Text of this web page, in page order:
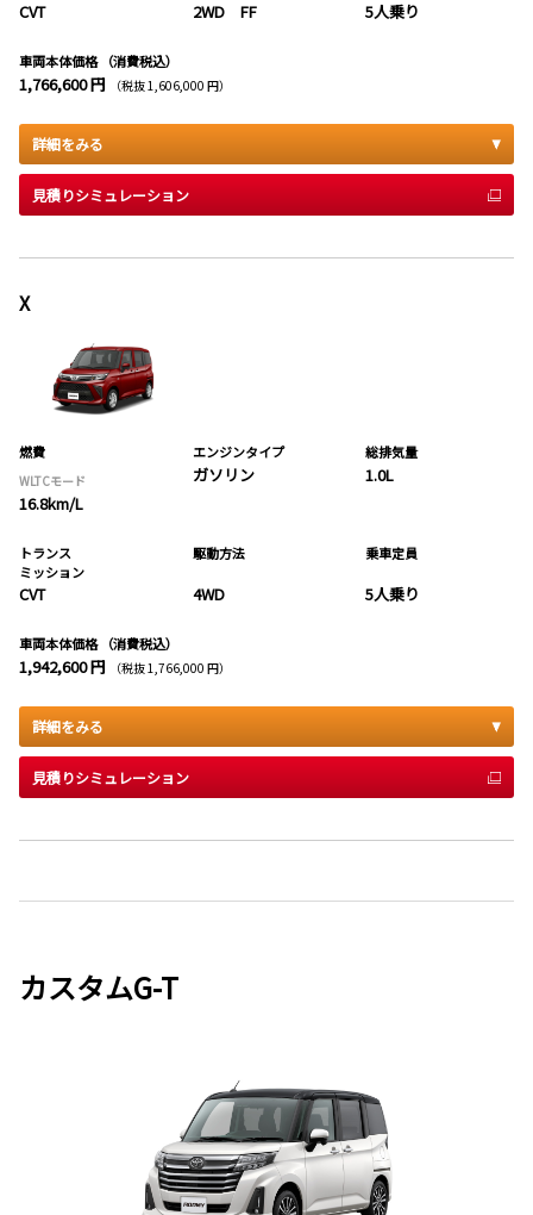
CVT 2WD FF 5人乗り
車両本体価格 （消費税込）
1,766,600 円 （税抜 1,606,000 円）
詳細をみる
見積りシミュレーション
X
燃費
WLTCモード
16.8km/L
エンジンタイプ
ガソリン
総排気量
1.0L
トランス
ミッション
CVT
駆動方法
4WD
乗車定員
5人乗り
車両本体価格 （消費税込）
1,942,600 円 （税抜 1,766,000 円）
詳細をみる
見積りシミュレーション
カスタムG-T